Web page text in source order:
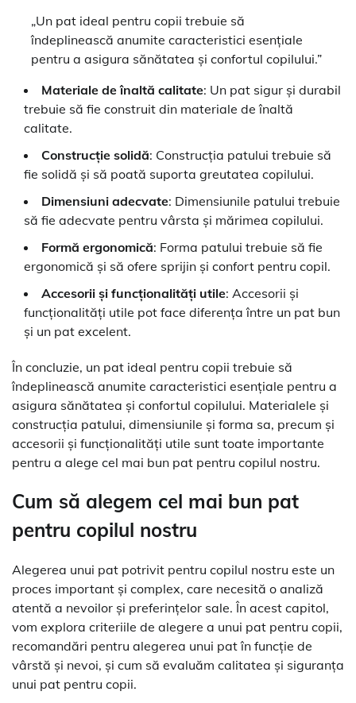
„Un pat ideal pentru copii trebuie să
îndeplinească anumite caracteristici esențiale
pentru a asigura sănătatea și confortul copilului.”
Materiale de înaltă calitate: Un pat sigur și durabil
trebuie să fie construit din materiale de înaltă
calitate.
Construcție solidă: Construcția patului trebuie să
fie solidă și să poată suporta greutatea copilului.
Dimensiuni adecvate: Dimensiunile patului trebuie
să fie adecvate pentru vârsta și mărimea copilului.
Formă ergonomică: Forma patului trebuie să fie
ergonomică și să ofere sprijin și confort pentru copil.
Accesorii și funcționalități utile: Accesorii și
funcționalități utile pot face diferența între un pat bun
și un pat excelent.
În concluzie, un pat ideal pentru copii trebuie să
îndeplinească anumite caracteristici esențiale pentru a
asigura sănătatea și confortul copilului. Materialele și
construcția patului, dimensiunile și forma sa, precum și
accesorii și funcționalități utile sunt toate importante
pentru a alege cel mai bun pat pentru copilul nostru.
Cum să alegem cel mai bun pat
pentru copilul nostru
Alegerea unui pat potrivit pentru copilul nostru este un
proces important și complex, care necesită o analiză
atentă a nevoilor și preferințelor sale. În acest capitol,
vom explora criteriile de alegere a unui pat pentru copii,
recomandări pentru alegerea unui pat în funcție de
vârstă și nevoi, și cum să evaluăm calitatea și siguranța
unui pat pentru copii.